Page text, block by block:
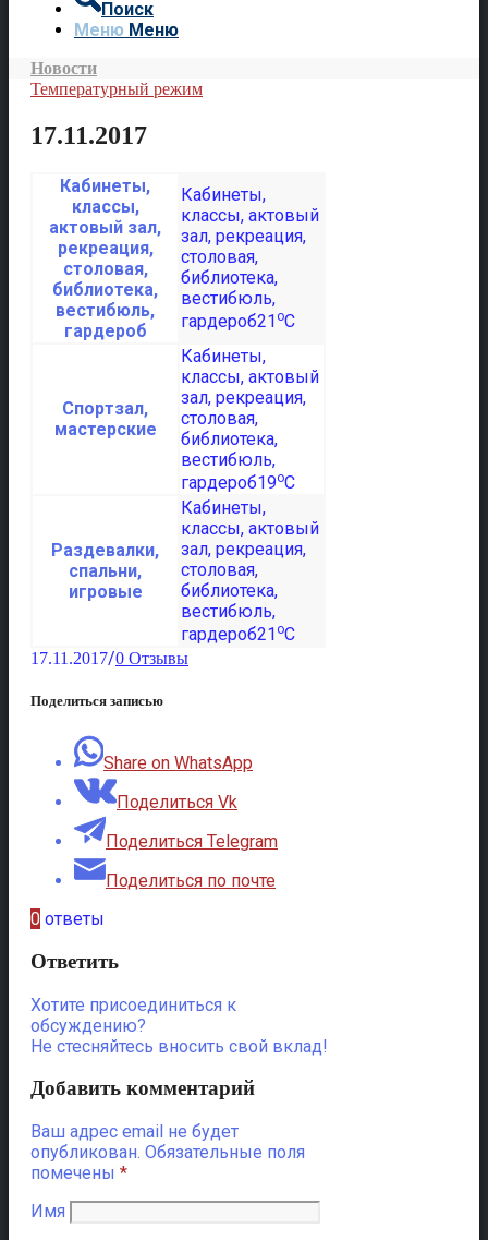
Поиск
Меню Меню
Новости
Температурный режим
17.11.2017
Кабинеты,
классы,
актовый зал,
рекреация,
столовая,
библиотека,
вестибюль,
гардероб
21 oC
Спортзал,
мастерские
19oC
Раздевалки,
спальни,
игровые
21 oC
17.11.2017/0 Отзывы
Поделиться записью
Share on WhatsApp
Поделиться Vk
Поделиться Telegram
Поделиться по почте
0 ответы
Ответить
Хотите присоединиться к
обсуждению?
Не стесняйтесь вносить свой вклад!
Добавить комментарий
Ваш адрес email не будет
опубликован. Обязательные поля
помечены *
Имя